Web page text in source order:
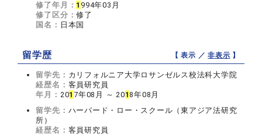
修了年月： 1 994年03月
修了区分：修了
国名： 日本国
留学歴 【 表示 ／非表示 】
留学先： カリフォルニア大学ロサンゼルス校法科大学院
経歴名： 客員研究員
年月： 201 7年08月 ～ 2018年08月
留学先： ハーバード・ロー・スクール（東アジア法研究
所）
経歴名： 客員研究員